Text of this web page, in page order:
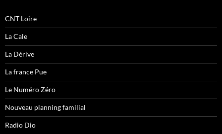
CNT Loire
La Cale
La Dérive
La france Pue
Le Numéro Zéro
Nouveau planning familial
Radio Dio